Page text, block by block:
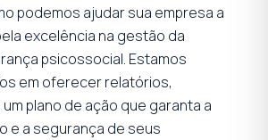
podemos ajudar sua empresa a
excelência na gestão da
psicossocial. Estamos
em oferecer relatórios,
plano de ação que garanta a
e a segurança de seus